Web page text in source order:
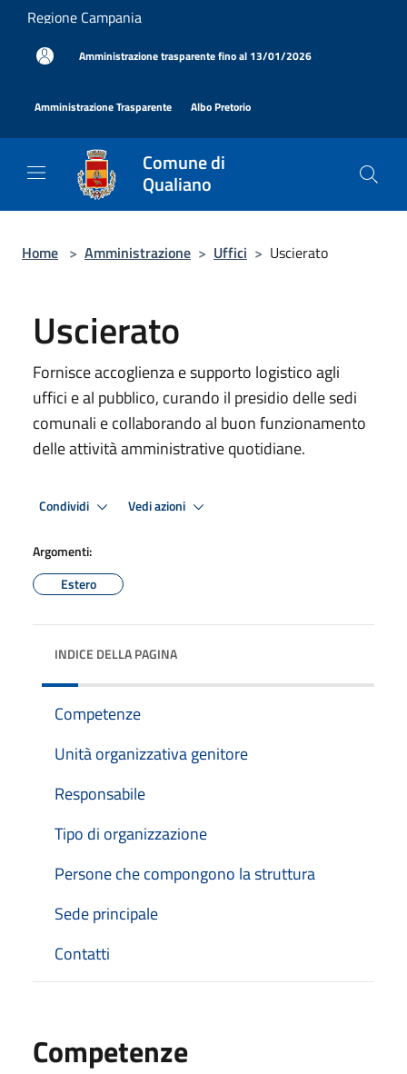
Salta al contenuto principale
Regione Campania
Amministrazione trasparente fino al 13/01/2026
Amministrazione Trasparente Albo Pretorio
Comune di
Qualiano
Home > Amministrazione > Uffici > Uscierato
Uscierato
Fornisce accoglienza e supporto logistico agli
uffici e al pubblico, curando il presidio delle sedi
comunali e collaborando al buon funzionamento
delle attività amministrative quotidiane.
Condividi Vedi azioni
Argomenti:
Estero
INDICE DELLA PAGINA
Competenze
Unità organizzativa genitore
Responsabile
Tipo di organizzazione
Persone che compongono la struttura
Sede principale
Contatti
Competenze